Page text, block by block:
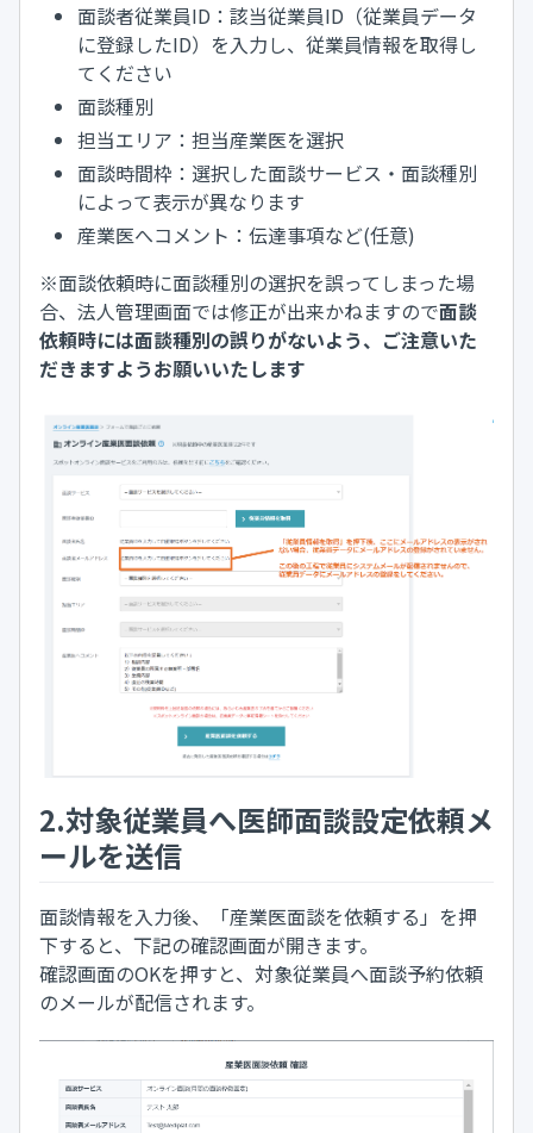
面談者従業員ID：該当従業員ID（従業員データ
に登録したID）を入力し、従業員情報を取得し
てください
面談種別
担当エリア：担当産業医を選択
面談時間枠：選択した面談サービス・面談種別
によって表示が異なります
産業医へコメント：伝達事項など(任意)
※面談依頼時に面談種別の選択を誤ってしまった場
合、法人管理画面では修正が出来かねますので面談
依頼時には面談種別の誤りがないよう、ご注意いた
だきますようお願いいたします
2.対象従業員へ医師面談設定依頼メ
ールを送信
面談情報を入力後、「産業医面談を依頼する」を押
下すると、下記の確認画面が開きます。
確認画面のOKを押すと、対象従業員へ面談予約依頼
のメールが配信されます。